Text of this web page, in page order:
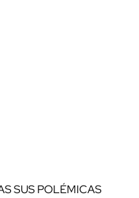
SUS POLÉMICAS